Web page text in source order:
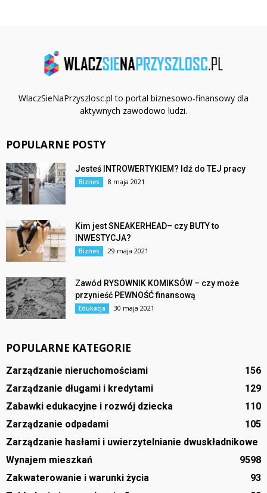
WlaczSieNaPrzyszlosc.pl to portal biznesowo-finansowy dla
aktywnych zawodowo ludzi.
POPULARNE POSTY
Jesteś INTROWERTYKIEM? Idź do TEJ pracy
Biznes 8 maja 2021
Kim jest SNEAKERHEAD– czy BUTY to
INWESTYCJA?
Biznes 29 maja 2021
Zawód RYSOWNIK KOMIKSÓW – czy może
przynieść PEWNOŚĆ finansową
Edukacja 30 maja 2021
POPULARNE KATEGORIE
Zarządzanie nieruchomościami
156
Zarządzanie długami i kredytami
129
Zabawki edukacyjne i rozwój dziecka
110
Zarządzanie odpadami
105
Zarządzanie hasłami i uwierzytelnianie dwuskładnikowe
98
Wynajem mieszkań
95
Zakwaterowanie i warunki życia
93